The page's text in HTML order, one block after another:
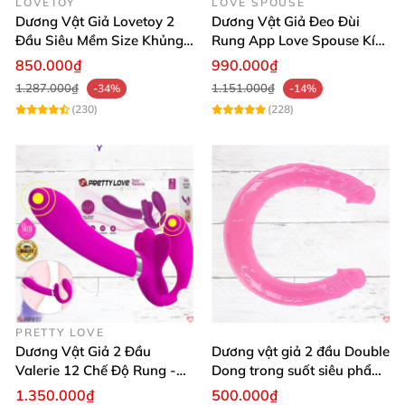
Đầu lớn: 34mm
Đầu nhỏ: 25mm
Chất liệu: Silicon cao cấp, mềm mại, an toàn sức
Màu sắc: Trắng pastel trong suốt
Tính năng: Hai đầu khác kích thước, uốn cong đa
chiều, chống thấm nước
Thương hiệu: Chisa
💬Đánh giá khách hàng:
“Mình rất ưng ý thiết kế hai đầu khác biệt, rất tiện
Dương Vật Giả Lovetoy 2
Đầu Siêu Mềm Size Khủng
Thăng Hoa
850.000₫
1.287.000₫
-34%
(230)
Dương Vật Giả Đeo Đùi
Rung App Love Spouse Kích
Thích Cho Les
990.000₫
1.151.000₫
-14%
(228)
PRETTY LOVE
Dương Vật Giả 2 Đầu
Valerie 12 Chế Độ Rung -
Tăng Khoái Cảm
1.350.000₫
Dương vật giả 2 đầu Double
Dong trong suốt siêu phẩm
cho les giá tốt
500.000₫